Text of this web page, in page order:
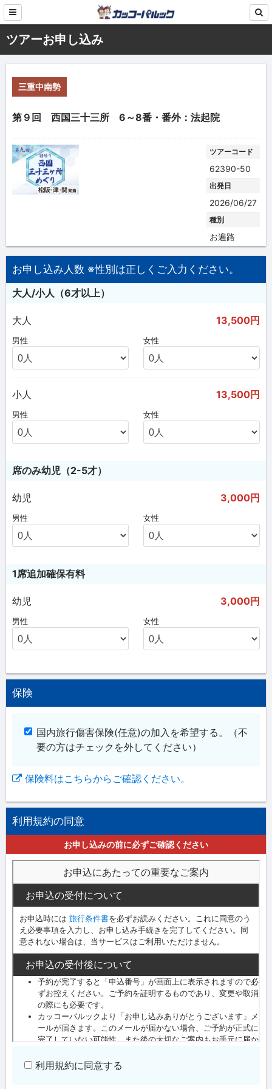
ツアーお申し込み
三重中南勢
第９回 西国三十三所 6～8番・番外：法起院
ツアーコード
62390-50
出発日
2026/06/27
種別
お遍路
お申し込み人数 ※性別は正しくご入力ください。
大人/小人（6才以上）
大人 13,500円
男性 女性
小人 13,500円
男性 女性
席のみ幼児（2-5才）
幼児 3,000円
男性 女性
1席追加確保有料
幼児 3,000円
男性 女性
保険
国内旅行傷害保険(任意)の加入を希望する。
（不
要の方はチェックを外してください）
保険料はこちらからご確認ください。
利用規約の同意
お申し込みの前に必ずご確認ください
利用規約に同意する